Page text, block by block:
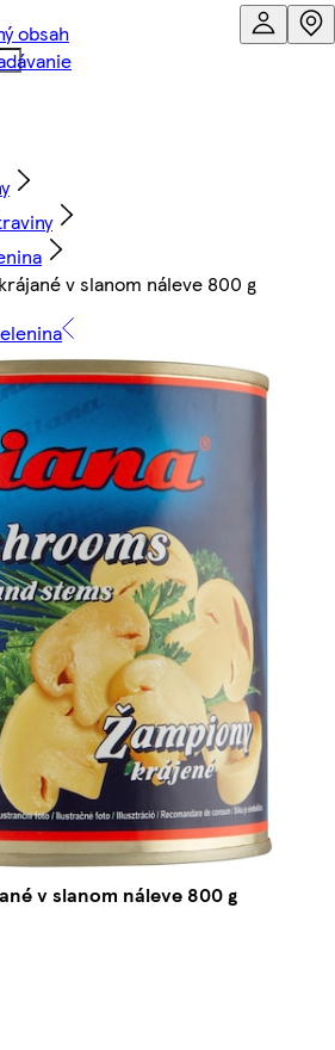
obsah
v slanom náleve 800 g
v slanom náleve 800 g